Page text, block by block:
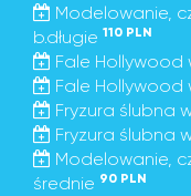
Modelowanie,
b.długie 110 PLN
Fale Hollywood
Fale Hollywood
Fryzura ślubna
Fryzura ślubna
Modelowanie,
średnie 90 PLN